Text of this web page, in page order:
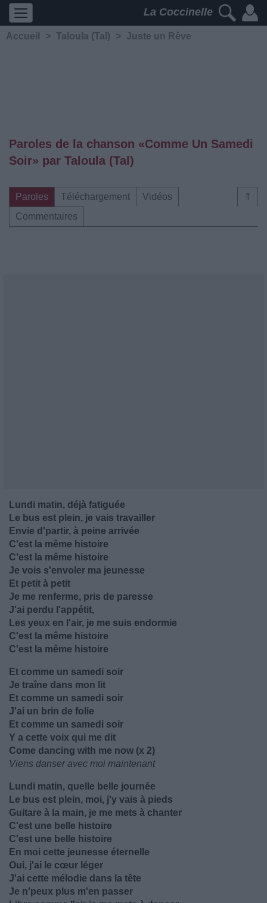
La Coccinelle
Accueil > Taloula (Tal) > Juste un Rêve
Paroles de la chanson «Comme Un Samedi
Soir» par Taloula (Tal)
⇑
Paroles Téléchargement
Vidéos
Commentaires
Lundi matin, déjà fatiguée
Le bus est plein, je vais travailler
Envie d'partir, à peine arrivée
C'est la même histoire
C'est la même histoire
Je vois s'envoler ma jeunesse
Et petit à petit
Je me renferme, pris de paresse
J'ai perdu l'appétit,
Les yeux en l'air, je me suis endormie
C'est la même histoire
C'est la même histoire
Et comme un samedi soir
Je traîne dans mon lit
Et comme un samedi soir
J'ai un brin de folie
Et comme un samedi soir
Y a cette voix qui me dit
Come dancing with me now (x 2)
Viens danser avec moi maintenant
Lundi matin, quelle belle journée
Le bus est plein, moi, j'y vais à pieds
Guitare à la main, je me mets à chanter
C'est une belle histoire
C'est une belle histoire
En moi cette jeunesse éternelle
Oui, j'ai le cœur léger
J'ai cette mélodie dans la tête
Je n'peux plus m'en passer